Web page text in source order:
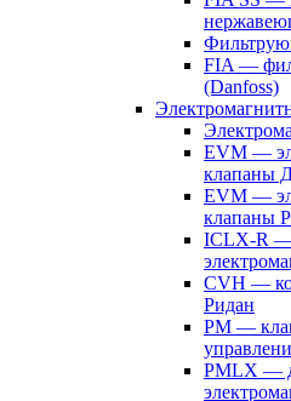
FIA —
(Danfoss)
EVM —
клапаны
EVM —
клапаны
ICLX-R —
CVH —
Ридан
PM —
PMLX —